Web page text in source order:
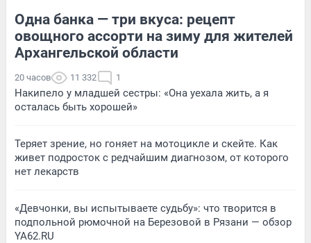
Одна банка — три вкуса: рецепт
овощного ассорти на зиму для жителей
Архангельской области
20 часов 11 332 1
Накипело у младшей сестры: «Она уехала жить, а я
осталась быть хорошей»
Теряет зрение, но гоняет на мотоцикле и скейте. Как
живет подросток с редчайшим диагнозом, от которого
нет лекарств
«Девчонки, вы испытываете судьбу»: что творится в
подпольной рюмочной на Березовой в Рязани — обзор
YA62.RU